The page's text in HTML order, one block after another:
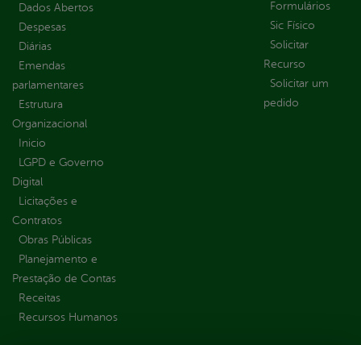
Dados Abertos
Despesas
Diárias
Emendas
parlamentares
Estrutura
Organizacional
Inicio
LGPD e Governo
Digital
Licitações e
Contratos
Obras Públicas
Planejamento e
Prestação de Contas
Receitas
Recursos Humanos
Formulários
Sic Físico
Solicitar
Recurso
Solicitar um
pedido